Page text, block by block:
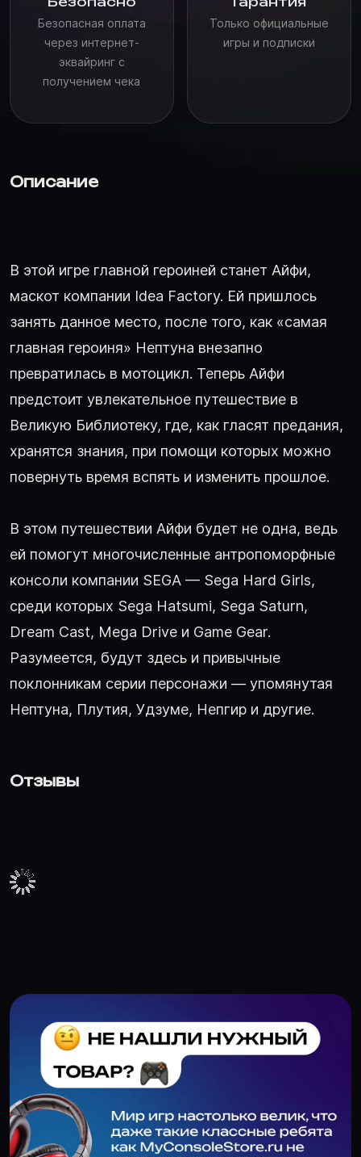
Безопасная оплата
через интернет-
эквайринг с
получением чека
Только официальные
игры и подписки
Описание
В этой игре главной героиней станет Айфи,
маскот компании Idea Factory. Ей пришлось
занять данное место, после того, как «самая
главная героиня» Нептуна внезапно
превратилась в мотоцикл. Теперь Айфи
предстоит увлекательное путешествие в
Великую Библиотеку, где, как гласят предания,
хранятся знания, при помощи которых можно
повернуть время вспять и изменить прошлое.
В этом путешествии Айфи будет не одна, ведь
ей помогут многочисленные антропоморфные
консоли компании SEGA — Sega Hard Girls,
среди которых Sega Hatsumi, Sega Saturn,
Dream Cast, Mega Drive и Game Gear.
Разумеется, будут здесь и привычные
поклонникам серии персонажи — упомянутая
Нептуна, Плутия, Удзуме, Непгир и другие.
Отзывы